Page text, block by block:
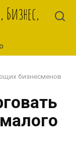
Бизнес,
бизнесменов